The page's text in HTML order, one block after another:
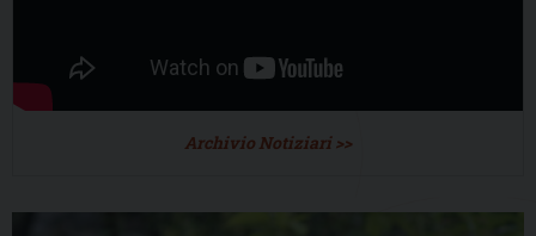
Archivio Notiziari >>